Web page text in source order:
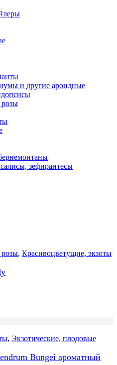
и другие ароидные
зефирантесы
, Красивоцветущие, экзоты
, Экзотические, плодовые
Bungei ароматный